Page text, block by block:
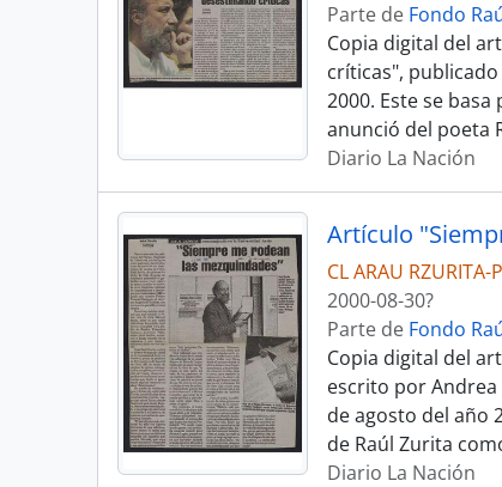
Parte de Fondo
Copia digital del
críticas",
2000. Este se
anunció del poeta
Diario La Nación
CL ARAU RZURITA-
2000-08-30?
Parte de Fondo
Copia digital del
escrito por Andrea
de agosto del año
de Raúl Zurita
Diario La Nación